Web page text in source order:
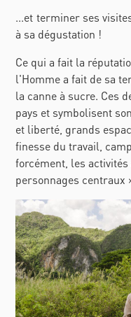
...et terminer ses
à sa dégustation !
Ce qui a fait la
l'Homme a fait de sa
la canne à sucre. Ces
pays et symbolisent
et liberté, grands
finesse du travail,
forcément, les
personnages centraux